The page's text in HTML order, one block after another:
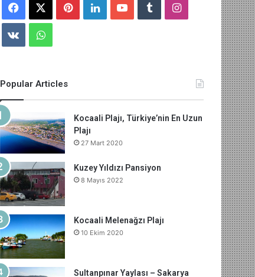
Facebook PinterestLinkedInYouTubeTumblrInstagram
vk.comWhatsApp
Popular Articles
Kocaali Plajı, Türkiye’nin En Uzun
Plajı
27 Mart 2020
Kuzey Yıldızı Pansiyon
8 Mayıs 2022
Kocaali Melenağzı Plajı
10 Ekim 2020
Sultanpınar Yaylası – Sakarya